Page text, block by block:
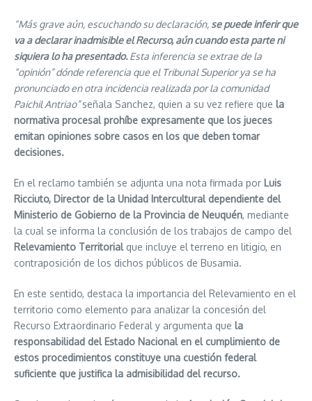
“Más grave aún, escuchando su declaración, se puede inferir que
va a declarar inadmisible el Recurso, aún cuando esta parte ni
siquiera lo ha presentado.Esta inferencia se extrae de la
“opinión” dónde referencia que el Tribunal Superior ya se ha
pronunciado en otra incidencia realizada por la comunidad
Paichil Antriao”señala Sanchez, quien a su vez refiere que la
normativa procesal prohíbe expresamente que los jueces
emitan opiniones sobre casos en los que deben tomar
decisiones.
En el reclamo también se adjunta una nota firmada por Luis
Ricciuto, Director de la Unidad Intercultural dependiente del
Ministerio de Gobierno de la Provincia de Neuquén, mediante
la cual se informa la conclusión de los trabajos de campo del
Relevamiento Territorial que incluye el terreno en litigio, en
contraposición de los dichos públicos de Busamia.
En este sentido, destaca la importancia del Relevamiento en el
territorio como elemento para analizar la concesión del
Recurso Extraordinario Federal y argumenta que la
responsabilidad del Estado Nacional en el cumplimiento de
estos procedimientos constituye una cuestión federal
suficiente que justifica la admisibilidad del recurso.